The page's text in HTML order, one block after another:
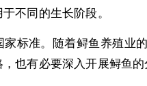
不同的生长阶段。
家标准。随着鲟鱼养殖业
也有必要深入开展鲟鱼的